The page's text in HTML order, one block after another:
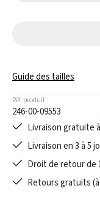
Guide des tailles
Réf. produit :
246-00-09553
Livraison gratuite
Livraison en 3 à 5
Droit de retour de
Retours gratuits